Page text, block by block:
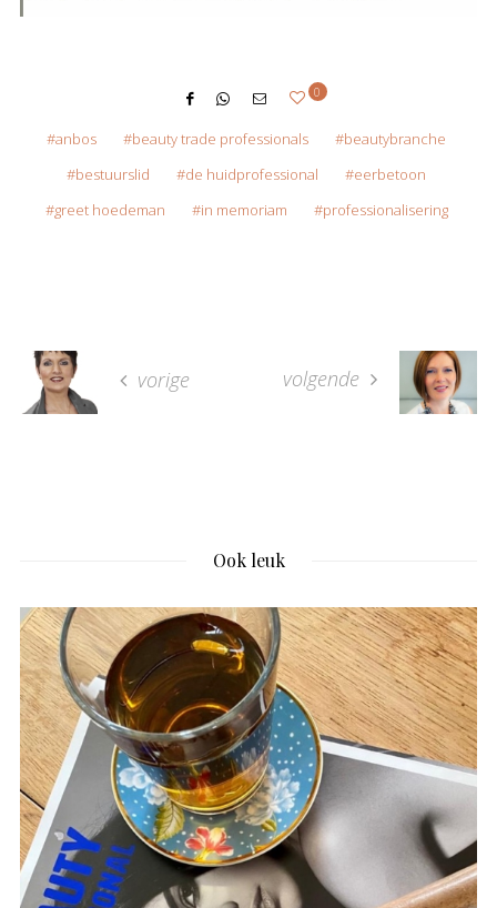
0
anbos beauty trade professionals
beautybranche
bestuurslid
de huidprofessional
eerbetoon
greet hoedeman
in memoriam professionalisering
vorige volgende
Ook leuk